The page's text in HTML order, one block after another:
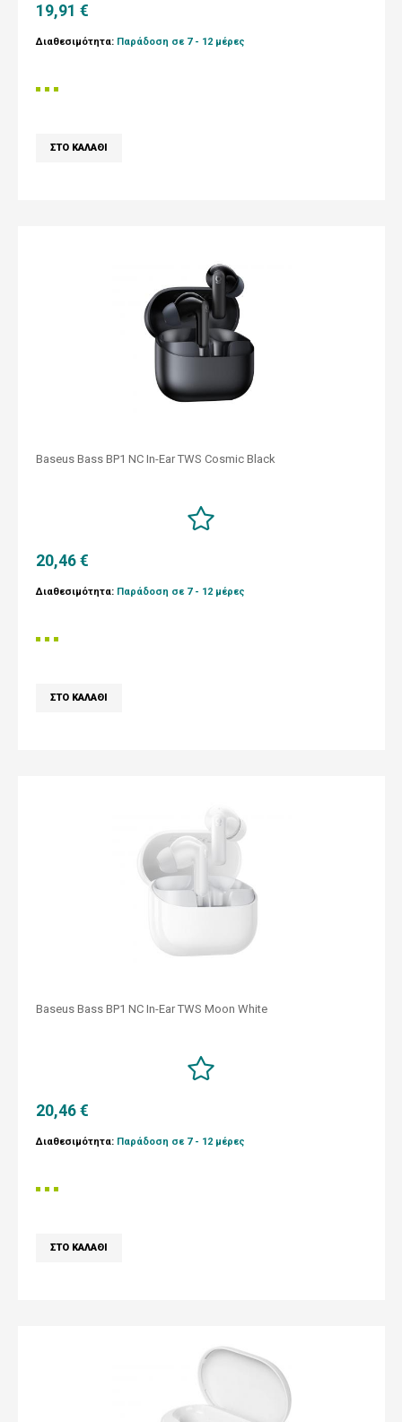
19,91 €
Διαθεσιμότητα: Παράδοση σε 7 - 12 μέρες
Baseus Bass BP1 NC In-Ear TWS Cosmic Black
20,46 €
Διαθεσιμότητα: Παράδοση σε 7 - 12 μέρες
Baseus Bass BP1 NC In-Ear TWS Moon White
20,46 €
Διαθεσιμότητα: Παράδοση σε 7 - 12 μέρες